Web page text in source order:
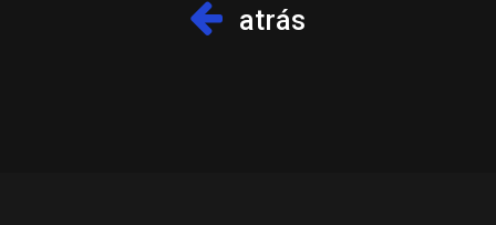
atrás